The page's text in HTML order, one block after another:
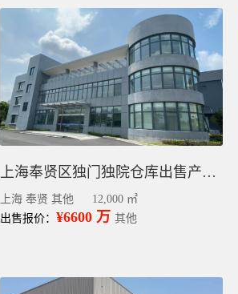
上海奉贤区独门独院仓库出售产权，1.2万平带租约
上海 奉贤 其他
12,000 ㎡
出售报价： ¥6600 万 其他